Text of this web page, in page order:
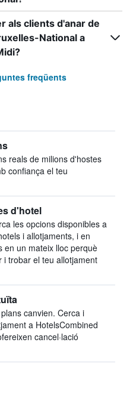
als clients d'anar de
National a
freqüents
reals de milions d'hostes
confiança el teu
d'hotel
les opcions disponibles a
i allotjaments, i en
en un mateix lloc perquè
i trobar el teu allotjament
canvien. Cerca i
a HotelsCombined
cancel·lació